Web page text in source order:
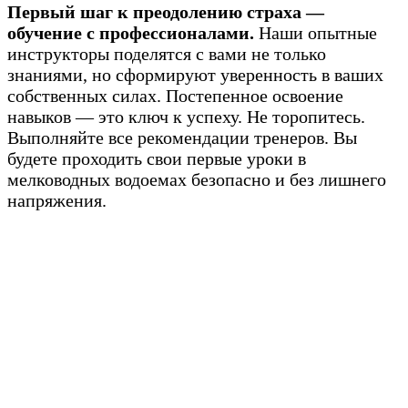
Первый шаг к преодолению страха —
обучение с профессионалами. Наши опытные
инструкторы поделятся с вами не только
знаниями, но сформируют уверенность в ваших
собственных силах. Постепенное освоение
навыков — это ключ к успеху. Не торопитесь.
Выполняйте все рекомендации тренеров. Вы
будете проходить свои первые уроки в
мелководных водоемах безопасно и без лишнего
напряжения.